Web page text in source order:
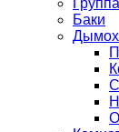
Баки